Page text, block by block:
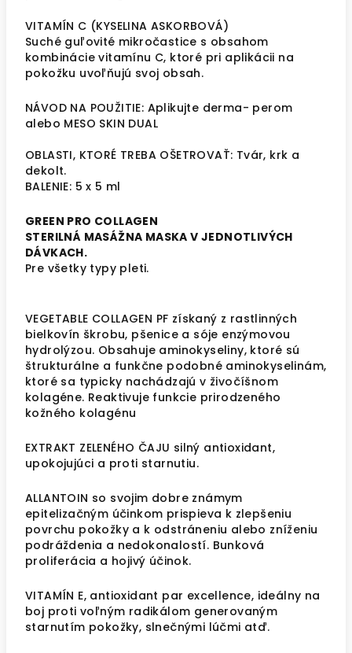
VITAMÍN C (KYSELINA ASKORBOVÁ)
Suché guľovité mikročastice s obsahom
kombinácie vitamínu C, ktoré pri aplikácii na
pokožku uvoľňujú svoj obsah.
NÁVOD NA POUŽITIE: Aplikujte derma- perom
alebo MESO SKIN DUAL
OBLASTI, KTORÉ TREBA OŠETROVAŤ: Tvár, krk a
dekolt.
BALENIE: 5 x 5 ml
GREEN PRO COLLAGEN
STERILNÁ MASÁŽNA MASKA V JEDNOTLIVÝCH
DÁVKACH.
Pre všetky typy pleti.
VEGETABLE COLLAGEN PF získaný z rastlinných
bielkovín škrobu, pšenice a sóje enzýmovou
hydrolýzou. Obsahuje aminokyseliny, ktoré sú
štrukturálne a funkčne podobné aminokyselinám,
ktoré sa typicky nachádzajú v živočíšnom
kolagéne. Reaktivuje funkcie prirodzeného
kožného kolagénu
EXTRAKT ZELENÉHO ČAJU silný antioxidant,
upokojujúci a proti starnutiu.
ALLANTOIN so svojim dobre známym
epitelizačným účinkom prispieva k zlepšeniu
povrchu pokožky a k odstráneniu alebo zníženiu
podráždenia a nedokonalostí. Bunková
proliferácia a hojivý účinok.
VITAMÍN E, antioxidant par excellence, ideálny na
boj proti voľným radikálom generovaným
starnutím pokožky, slnečnými lúčmi atď.